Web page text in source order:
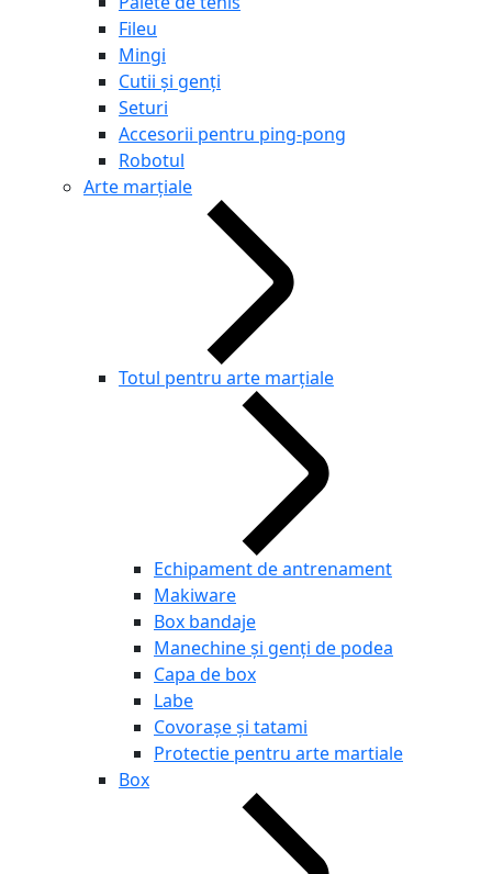
Fileu
Mingi
Cutii și genți
Seturi
Accesorii pentru ping-pong
Robotul
Arte marțiale
Totul pentru arte marțiale
Echipament de antrenament
Makiware
Box bandaje
Manechine și genți de podea
Capa de box
Labe
Covorașe și tatami
Protectie pentru arte martiale
Box